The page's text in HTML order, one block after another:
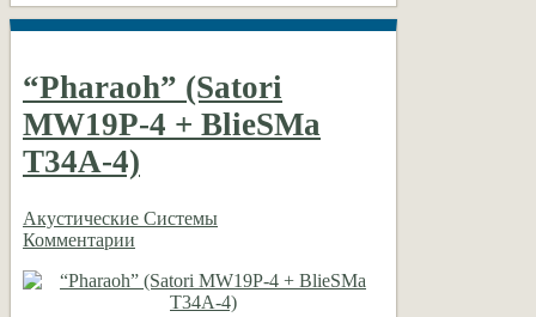
“Pharaoh” (Satori
MW19P-4 + BlieSMa
T34A-4)
Акустические Системы
Комментарии